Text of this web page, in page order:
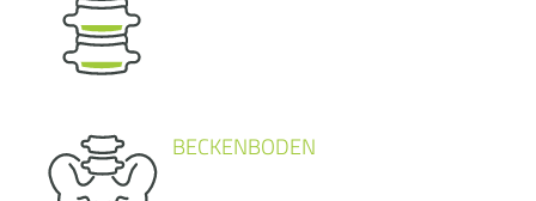
BECKENBODEN